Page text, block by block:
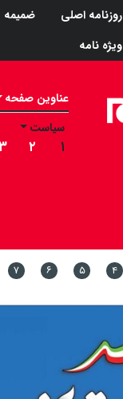
روزنامه اصلی ضمیمه
ویژه نامه
عناوین صفحه
سیاست
۱ ۲
۴ ۵ ۶ ۷